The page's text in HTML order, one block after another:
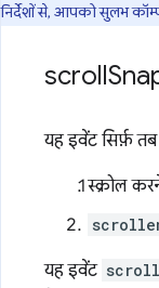
निर्देशों से, आपको सुलभ
scroll
यह इवेंट सिर्फ़ तब
स्क्रोल
यह इवेंट